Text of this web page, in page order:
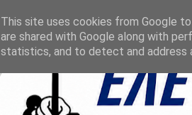
This site uses cookies from Google
are shared with Google along with
statistics, and to detect and address